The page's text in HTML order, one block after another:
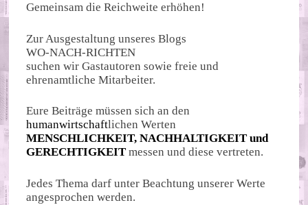
Gemeinsam die Reichweite erhöhen!
Zur Ausgestaltung unseres Blogs
WO-NACH-RICHTEN
suchen wir Gastautoren sowie freie und
ehrenamtliche Mitarbeiter.
Eure Beiträge müssen sich an den
humanwirtschaftlichen Werten
MENSCHLICHKEIT, NACHHALTIGKEIT und
GERECHTIGKEIT messen und diese vertreten.
Jedes Thema darf unter Beachtung unserer Werte
angesprochen werden.